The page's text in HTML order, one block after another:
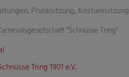
Prunksitzung, Kostümsitzung
"Schnüsse Tring"
Tring 1901 e.V.